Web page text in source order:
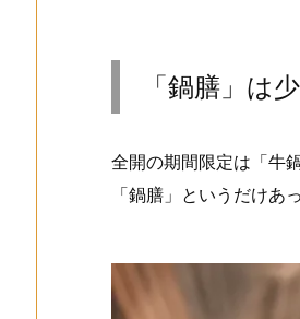
「鍋膳」は
全開の期間限定は「牛
「鍋膳」というだけあ